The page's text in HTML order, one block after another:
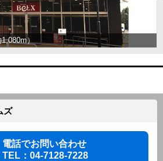
）
ズ
電話でお問い合わせ
TEL：04-7128-7228